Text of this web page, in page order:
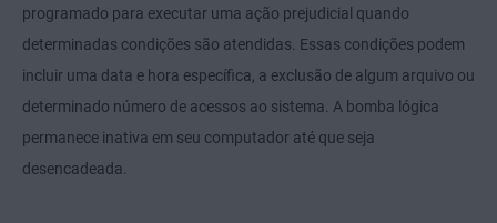
programado para executar uma ação prejudicial quando
determinadas condições são atendidas. Essas condições podem
incluir uma data e hora específica, a exclusão de algum arquivo ou
determinado número de acessos ao sistema. A bomba lógica
permanece inativa em seu computador até que seja
desencadeada.